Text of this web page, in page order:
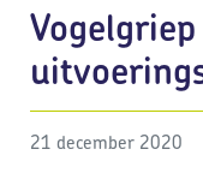
21 december 2020